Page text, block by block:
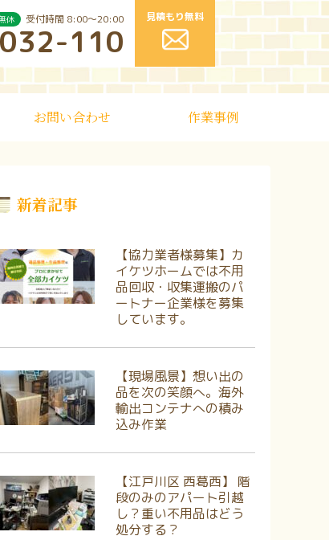
休 受付時間 8:00〜20:00
110
見積もり無料
お問い合わせ 作業事例
新着記事
【協力業者様募集】カ
イケツホームでは不用
品回収・収集運搬のパ
ートナー企業様を募集
しています。
【現場風景】想い出の
品を次の笑顔へ。海外
輸出コンテナへの積み
込み作業
【江戸川区 西葛西】 階
段のみのアパート引越
し？重い不用品はどう
処分する？